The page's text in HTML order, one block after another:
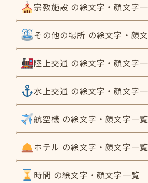
宗教施設 の絵文字・顔文字
その他の場所 の絵文字・顔
陸上交通 の絵文字・顔文字
水上交通 の絵文字・顔文字
航空機 の絵文字・顔文字一覧
ホテル の絵文字・顔文字一覧
時間 の絵文字・顔文字一覧